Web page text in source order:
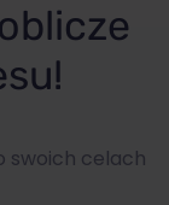
swoich celach